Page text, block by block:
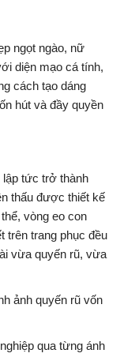
ngọt ngào, nữ
diện mạo cá tính,
cách tạo dáng
hút và đầy quyền
lập tức trở thành
thấu được thiết kế
vòng eo con
trên trang phục đều
vừa quyến rũ, vừa
qua từng ánh